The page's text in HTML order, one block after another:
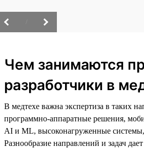
Чем занимаются
разработчики в
В медтехе важна экспертиза в таких
программно-аппаратные решения,
AI и ML, высоконагруженные
Разнообразие направлений и задач